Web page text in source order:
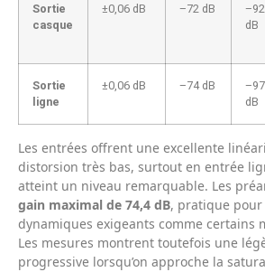
Sortie
casque
±0,06 dB –72 dB
–92
dB
Sortie
ligne
±0,06 dB –74 dB
–97
dB
Les entrées offrent une excellente
distorsion très bas, surtout en entrée
atteint un niveau remarquable. Les
gain maximal de 74,4 dB, pratique pour
dynamiques exigeants comme certains
Les mesures montrent toutefois une
progressive lorsqu’on approche la